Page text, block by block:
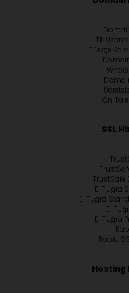
TR
Türkçe
Ön
SSL
TrustSafe
E-Tuğra
E-Tuğra
E-
E-Tuğra
Rapid
Hosting